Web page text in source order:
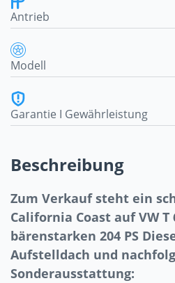
Antrieb
Modell
Garantie I Gewährleistung
Beschreibung
Zum Verkauf steht ein
California Coast auf VW
bärenstarken 204 PS
Aufstelldach und
Sonderausstattung: